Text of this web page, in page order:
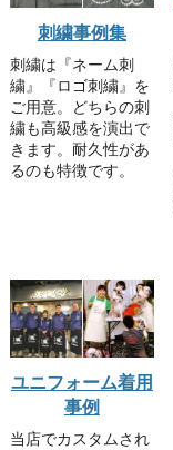
刺繍事例集
刺繍は『ネーム刺
繍』『ロゴ刺繍』を
ご用意。どちらの刺
繍も高級感を演出で
きます。耐久性があ
るのも特徴です。
ユニフォーム着用
事例
当店でカスタムされ